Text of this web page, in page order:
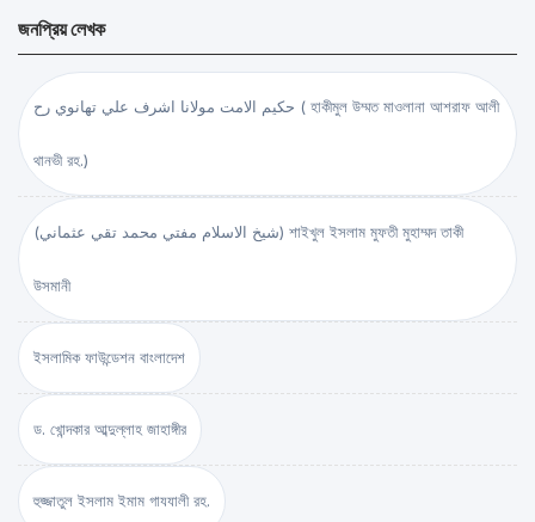
জনপ্রিয় লেখক
حكيم الامت مولانا اشرف علي تهانوي رح ( হাকীমুল উম্মত মাওলানা আশরাফ আলী
থানভী রহ.)
(شيخ الاسلام مفتي محمد تقي عثماني) শাইখুল ইসলাম মুফতী মুহাম্মদ তাকী
উসমানী
ইসলামিক ফাউন্ডেশন বাংলাদেশ
ড. খোন্দকার আব্দুল্লাহ জাহাঙ্গীর
হুজ্জাতুল ইসলাম ইমাম গাযযালী রহ.